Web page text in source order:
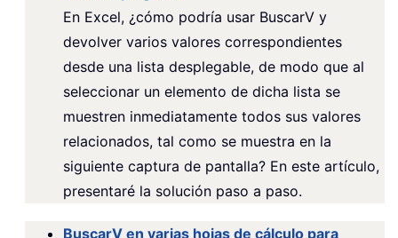
En Excel, ¿cómo podría usar BuscarV y
devolver varios valores correspondientes
desde una lista desplegable, de modo que al
seleccionar un elemento de dicha lista se
muestren inmediatamente todos sus valores
relacionados, tal como se muestra en la
siguiente captura de pantalla? En este artículo,
presentaré la solución paso a paso.
BuscarV en varias hojas de cálculo para